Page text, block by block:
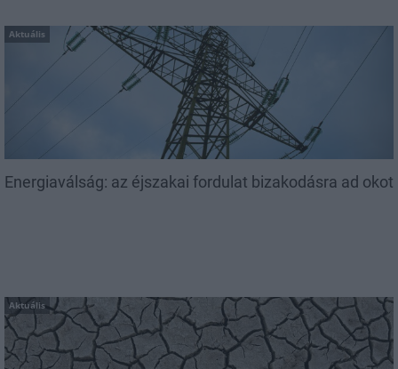
Aktuális
Energiaválság: az éjszakai fordulat bizakodásra ad okot
Aktuális